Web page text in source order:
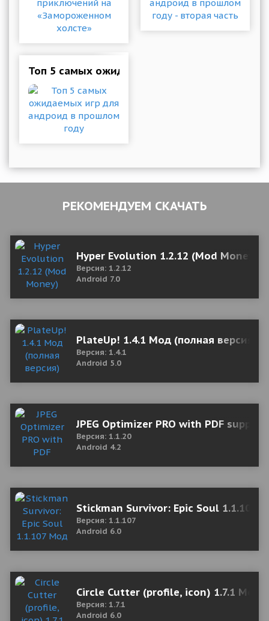
Топ 5 самых ожидаемых игр для андроид в
РЕКОМЕНДУЕМ СКАЧАТЬ
Hyper Evolution 1.2.12 (Mod Money)
Версия: 1.2.12
Android 7.0
PlateUp! 1.4.1 Мод (полная версия)
Версия: 1.4.1
Android 5.0
JPEG Optimizer PRO with PDF
Версия: 1.1.20
Android 4.2
Stickman Survivor: Epic Soul 1.1.107
Версия: 1.1.107
Android 6.0
Circle Cutter (profile, icon) 1.7.1 Mod
Версия: 1.7.1
Android 6.0